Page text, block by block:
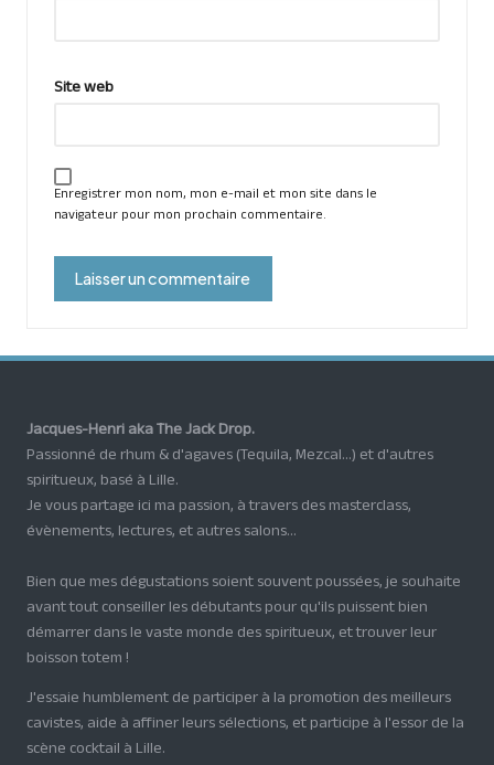
Site web
Enregistrer mon nom, mon e-mail et mon site dans le
navigateur pour mon prochain commentaire.
Jacques-Henri aka The Jack Drop.
Passionné de rhum & d'agaves (Tequila, Mezcal...) et d'autres
spiritueux, basé à Lille.
Je vous partage ici ma passion, à travers des masterclass,
évènements, lectures, et autres salons...
Bien que mes dégustations soient souvent poussées, je souhaite
avant tout conseiller les débutants pour qu'ils puissent bien
démarrer dans le vaste monde des spiritueux, et trouver leur
boisson totem !
J'essaie humblement de participer à la promotion des meilleurs
cavistes, aide à affiner leurs sélections, et participe à l'essor de la
scène cocktail à Lille.